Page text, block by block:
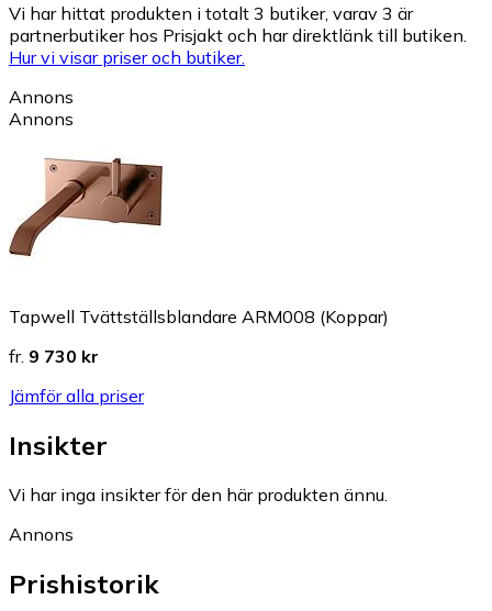
Vi har hittat produkten i totalt 3 butiker, varav 3 är
partnerbutiker hos Prisjakt och har direktlänk till butiken.
Hur vi visar priser och butiker.
Annons
Annons
Tapwell Tvättställsblandare ARM008 (Koppar)
fr. 9 730 kr
Jämför alla priser
Insikter
Vi har inga insikter för den här produkten ännu.
Annons
Prishistorik